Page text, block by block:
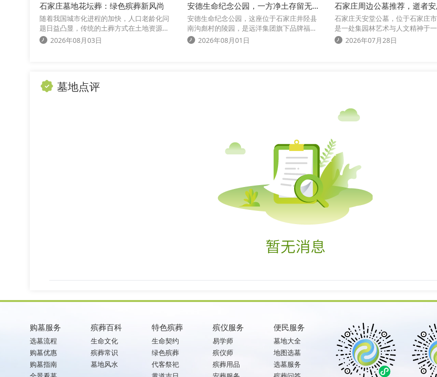
石家庄墓地花坛葬：绿色殡葬新风尚
随着我国城市化进程的加快，人口老龄化问
题日益凸显，传统的土葬方式在土地资源日
益紧张、环境污染加剧的背景下，逐渐显现
2026年08月03日
安德生命纪念公园，一方净土存留无尽
怀念之情
安德生命纪念公园，这座位于石家庄井陉县
南沟彪村的陵园，是远洋集团旗下品牌福祐
生命精心打造的第三代生命纪念公园，陵园
2026年08月01日
石家庄周边公墓推荐，逝者
之树常青
石家庄天安堂公墓，位于石家庄
是一处集园林艺术与人文精神于
化陵园，这里环境幽静，绿树成
2026年07月28日
墓地点评
购墓服务
选墓流程
购墓优惠
购墓指南
殡葬百科
生命文化
殡葬常识
墓地风水
特色殡葬
生命契约
绿色殡葬
代客祭祀
殡仪服务
易学师
殡仪师
殡葬用品
便民服务
墓地大全
地图选墓
选墓服务